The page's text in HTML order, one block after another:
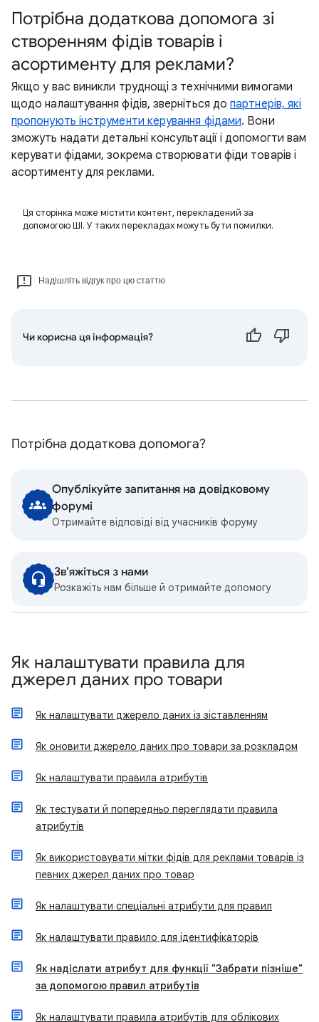
Потрібна додаткова допомога зі
створенням фідів товарів і
асортименту для реклами?
Якщо у вас виникли труднощі з технічними вимогами
щодо налаштування фідів, зверніться допартнерів, які
пропонують інструменти керування фідами. Вони
зможуть надати детальні консультації і допомогти вам
керувати фідами, зокрема створювати фіди товарів і
асортименту для реклами.
Ця сторінка може містити контент, перекладений за
допомогою ШІ. У таких перекладах можуть бути помилки.
Надішліть відгук про цю статтю
Чи корисна ця інформація?
Потрібна додаткова допомога?
Опублікуйте запитання на довідковому
форумі
Отримайте відповіді від учасників форуму
Зв’яжіться з нами
Розкажіть нам більше й отримайте допомогу
Як налаштувати правила для
джерел даних про товари
Як налаштувати джерело даних із зіставленням
Як оновити джерело даних про товари за розкладом
Як налаштувати правила атрибутів
Як тестувати й попередньо переглядати правила
атрибутів
Як використовувати мітки фідів для реклами товарів із
певних джерел даних про товар
Як налаштувати спеціальні атрибути для правил
Як налаштувати правило для ідентифікаторів
Як надіслати атрибут для функції "Забрати пізніше"
за допомогою правил атрибутів
Як налаштувати правила атрибутів для облікових